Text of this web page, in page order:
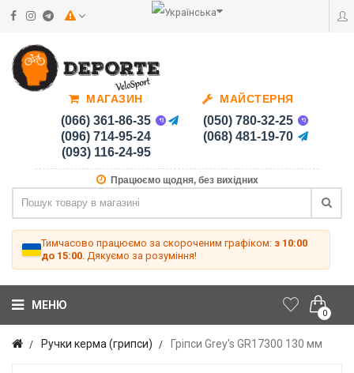
МАГАЗИН
(066) 361-86-35
(096) 714-95-24
(093) 116-24-95
МАЙСТЕРНЯ
(050) 780-32-25
(068) 481-19-70
Працюємо щодня, без вихідних
Тимчасово працюємо за скороченим графіком: з 10:00
до 15:00 . Дякуємо за розуміння!
0
МЕНЮ
Ручки керма (грипси) Гріпси Grey's GR17300 130 мм